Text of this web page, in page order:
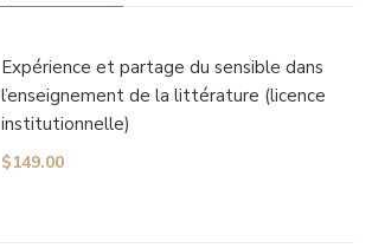
Expérience et partage du sensible dans
l’enseignement de la littérature (licence
institutionnelle)
$149.00